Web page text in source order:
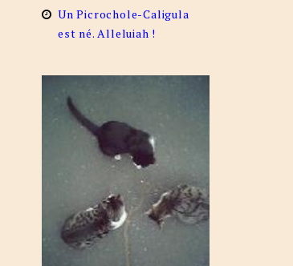
Un Picrochole-Caligula
est né. Alleluiah !